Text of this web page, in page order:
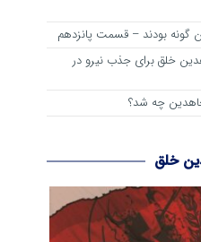
گونه بودند – قسمت پانزدهم
خلق برای جذب نیرو در
چه شد؟
خلق